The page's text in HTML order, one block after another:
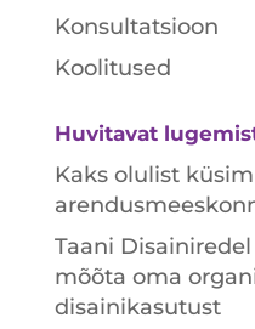
Konsultatsioon
Koolitused
Huvitavat
Kaks olulist
Taani
mõõta oma
disainikasutust